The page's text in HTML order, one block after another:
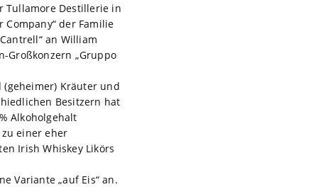
Tullamore Destillerie in
der Familie
an William
Großkonzern „Gruppo
(geheimer) Kräuter und
Besitzern hat
Alkoholgehalt
einer eher
Irish Whiskey Likörs
Variante „auf Eis“ an.